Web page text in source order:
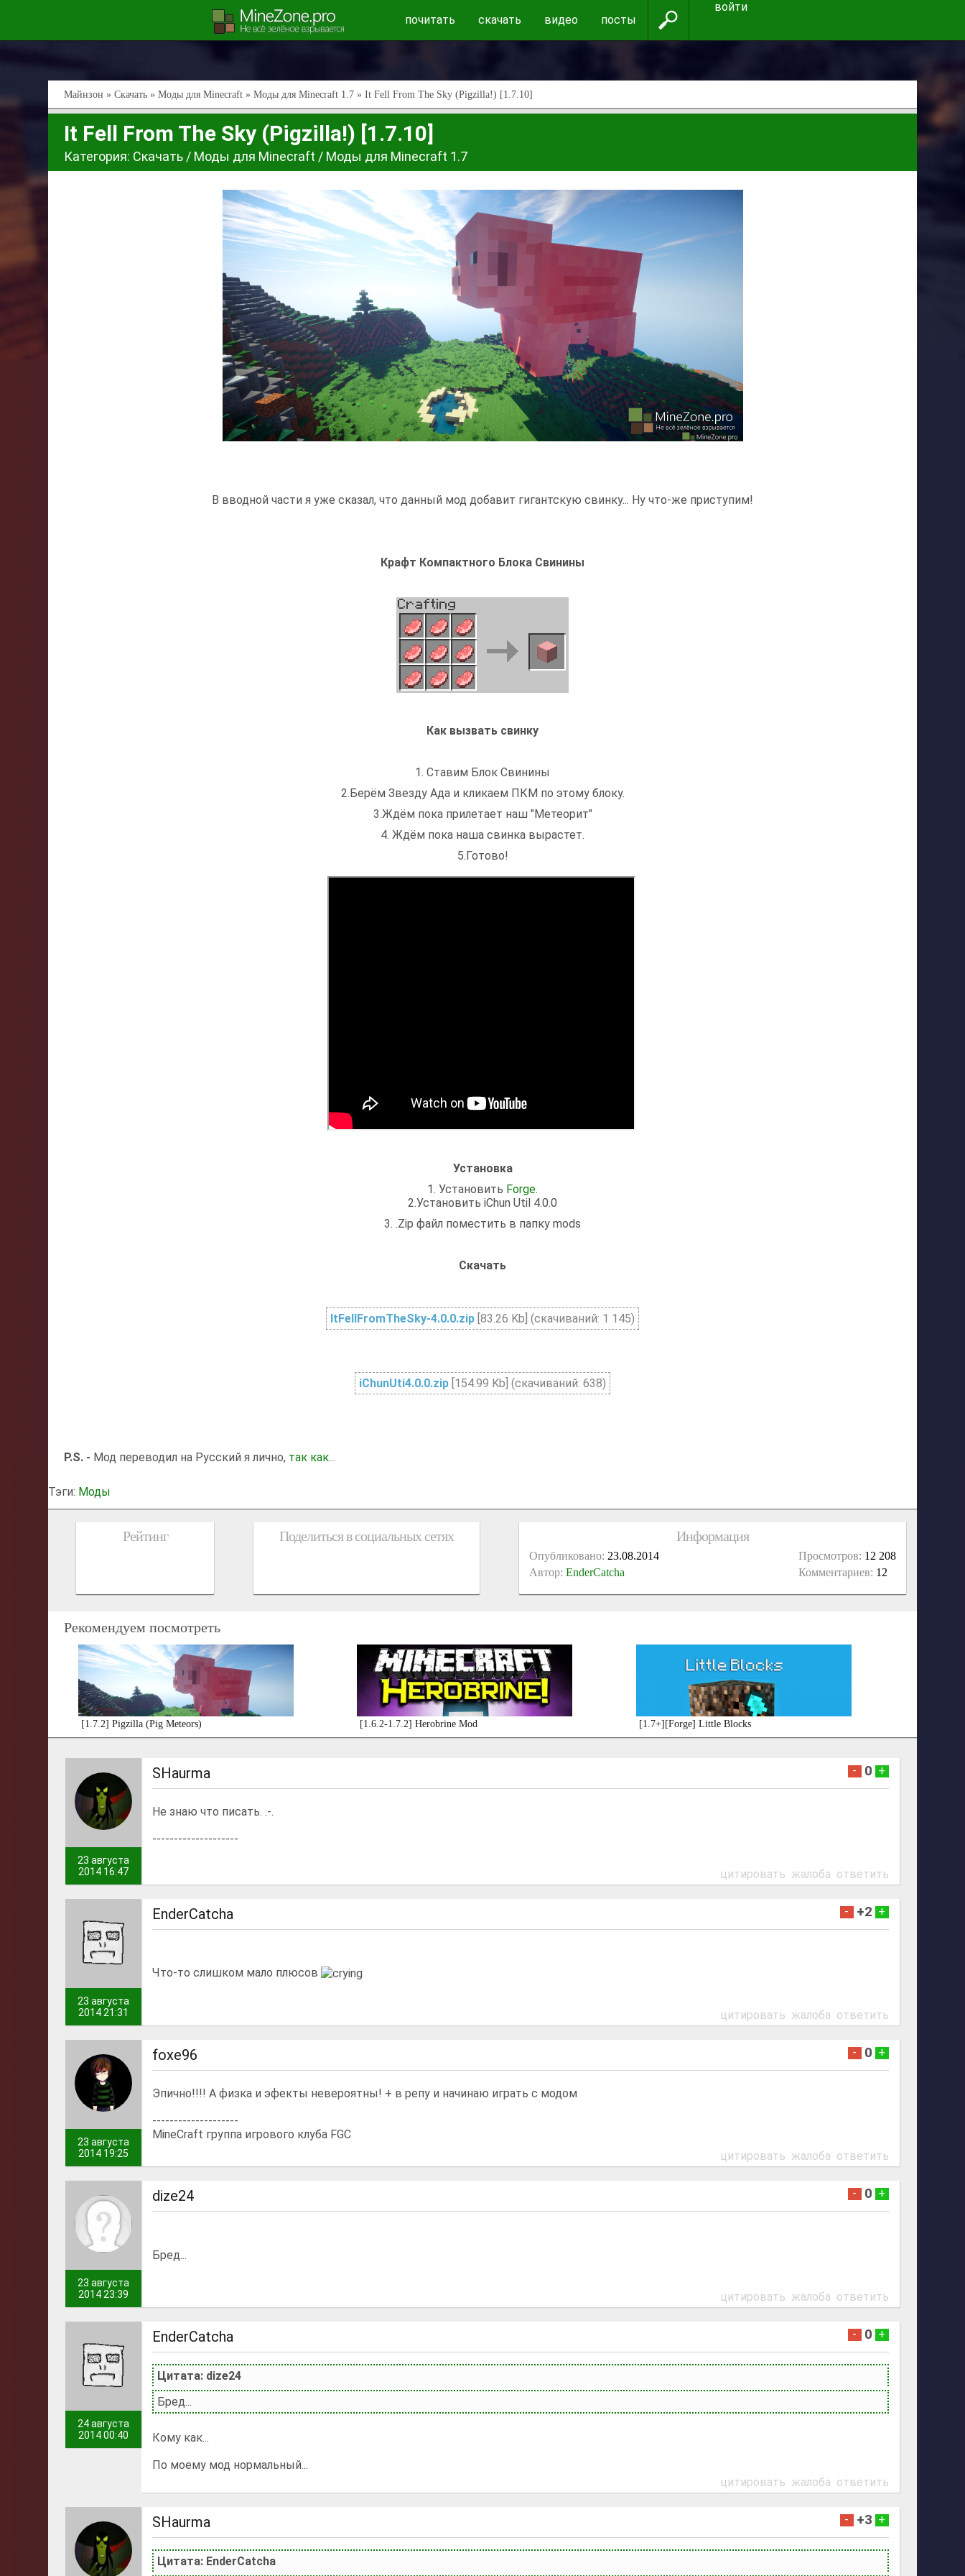
войти
почитать
скачать видео посты
Майнзон »Скачать »Моды для Minecraft »Моды для Minecraft 1.7 » It Fell From The Sky (Pigzilla!) [1.7.10]
It Fell From The Sky (Pigzilla!) [1.7.10]
Категория: Скачать / Моды для Minecraft / Моды для Minecraft 1.7
В вводной части я уже сказал, что данный мод добавит гигантскую свинку... Ну что-же приступим!
Крафт Компактного Блока Свинины
Как вызвать свинку
1. Ставим Блок Свинины
2.Берём Звезду Ада и кликаем ПКМ по этому блоку.
3.Ждём пока прилетает наш "Метеорит"
4. Ждём пока наша свинка вырастет.
5.Готово!
Установка
1. Установить Forge.
2.Установить iChun Util 4.0.0
3. .Zip файл поместить в папку mods
Скачать
ItFellFromTheSky-4.0.0.zip [83.26 Kb] (cкачиваний: 1 145)
iChunUti4.0.0.zip [154.99 Kb] (cкачиваний: 638)
P.S. - Мод переводил на Русский я лично, так как...
Тэги: Моды
Рейтинг Поделиться в социальных сетях Информация
Просмотров: 12 208
Комментариев: 12
Опубликовано: 23.08.2014
Автор: EnderCatcha
Рекомендуем посмотреть
[1.7.2] Pigzilla (Pig Meteors) [1.6.2-1.7.2] Herobrine Mod [1.7+][Forge] Little Blocks
23 августа
2014 16:47
SHaurma - 0 +
Не знаю что писать. .-.
--------------------
цитировать жалоба ответить
23 августа
2014 21:31
EnderCatcha - +2 +
Что-то слишком мало плюсов
цитировать жалоба ответить
23 августа
2014 19:25
foxe96 - 0 +
Эпично!!!! А физка и эфекты невероятны! + в репу и начинаю играть с модом
--------------------
MineCraft группа игрового клуба FGC
цитировать жалоба ответить
23 августа
2014 23:39
dize24 - 0 +
Бред...
цитировать жалоба ответить
24 августа
2014 00:40
EnderCatcha - 0 +
Цитата: dize24
Бред...
Кому как...
По моему мод нормальный...
цитировать жалоба ответить
SHaurma - +3 +
Цитата: EnderCatcha